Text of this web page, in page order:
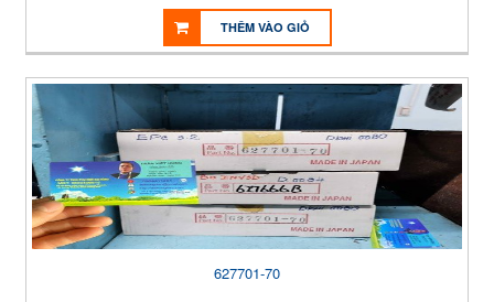
THÊM VÀO GIỎ
627701-70